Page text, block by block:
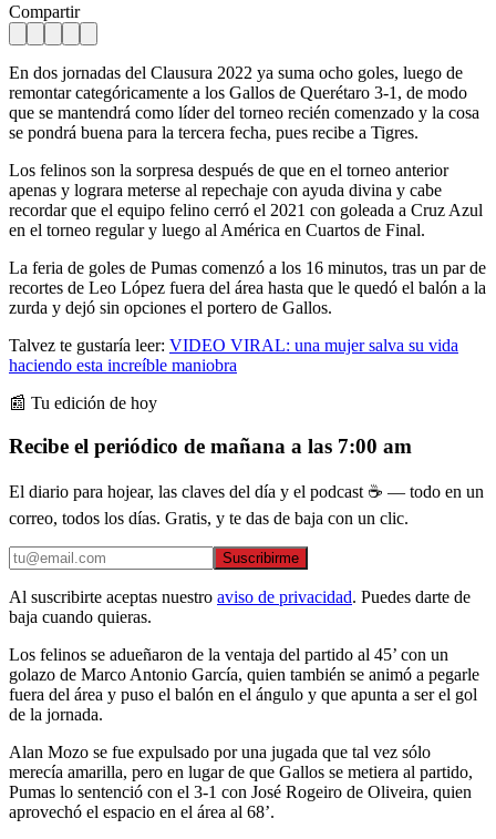
Compartir
En dos jornadas del Clausura 2022 ya suma ocho goles, luego de
remontar categóricamente a los Gallos de Querétaro 3-1, de modo
que se mantendrá como líder del torneo recién comenzado y la cosa
se pondrá buena para la tercera fecha, pues recibe a Tigres.
Los felinos son la sorpresa después de que en el torneo anterior
apenas y lograra meterse al repechaje con ayuda divina y cabe
recordar que el equipo felino cerró el 2021 con goleada a Cruz Azul
en el torneo regular y luego al América en Cuartos de Final.
La feria de goles de Pumas comenzó a los 16 minutos, tras un par de
recortes de Leo López fuera del área hasta que le quedó el balón a la
zurda y dejó sin opciones el portero de Gallos.
Talvez te gustaría leer: VIDEO VIRAL: una mujer salva su vida
haciendo esta increíble maniobra
📰 Tu edición de hoy
Recibe el periódico de mañana a las 7:00 am
El diario para hojear, las claves del día y el podcast ☕ — todo en un
correo, todos los días. Gratis, y te das de baja con un clic.
Suscribirme
Al suscribirte aceptas nuestro aviso de privacidad. Puedes darte de
baja cuando quieras.
Los felinos se adueñaron de la ventaja del partido al 45’ con un
golazo de Marco Antonio García, quien también se animó a pegarle
fuera del área y puso el balón en el ángulo y que apunta a ser el gol
de la jornada.
Alan Mozo se fue expulsado por una jugada que tal vez sólo
merecía amarilla, pero en lugar de que Gallos se metiera al partido,
Pumas lo sentenció con el 3-1 con José Rogeiro de Oliveira, quien
aprovechó el espacio en el área al 68’.